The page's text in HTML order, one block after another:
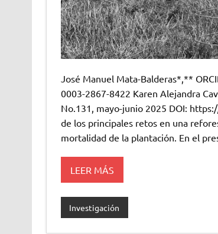
José Manuel Mata-Balderas*,**
0003-2867-8422 Karen Alejandra
No.131, mayo-junio 2025 DOI:
de los principales retos en una
mortalidad de la plantación. En el
LEER MÁS
Investigación